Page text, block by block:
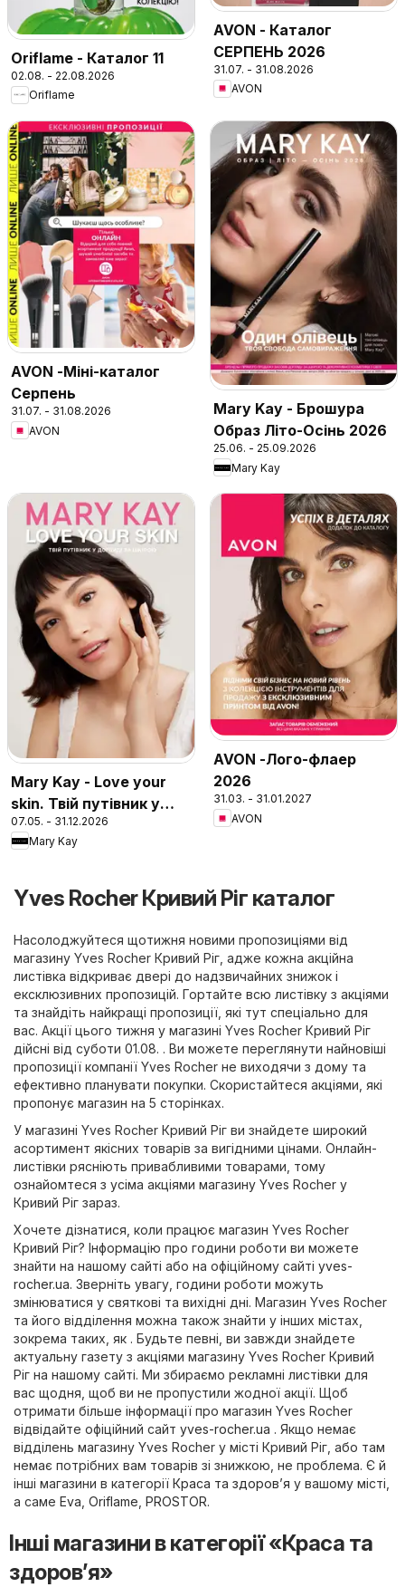
Oriflame - Каталог 11
02.08. - 22.08.2026
Oriflame
AVON - Каталог
СЕРПЕНЬ 2026
31.07. - 31.08.2026
AVON
AVON -Міні-каталог
Серпень
31.07. - 31.08.2026
AVON
Mary Kay - Брошура
Образ Літо-Осінь 2026
25.06. - 25.09.2026
Mary Kay
Mary Kay - Love your
skin. Твій путівник у
догляді за шкірою
07.05. - 31.12.2026
Mary Kay
AVON -Лого-флаер
2026
31.03. - 31.01.2027
AVON
Yves Rocher Кривий Ріг каталог
Насолоджуйтеся щотижня новими пропозиціями від
магазину Yves Rocher Кривий Ріг, адже кожна акційна
листівка відкриває двері до надзвичайних знижок і
ексклюзивних пропозицій. Гортайте всю листівку з акціями
та знайдіть найкращі пропозиції, які тут спеціально для
вас. Акції цього тижня у магазині Yves Rocher Кривий Ріг
дійсні від суботи 01.08. . Ви можете переглянути найновіші
пропозиції компанії Yves Rocher не виходячи з дому та
ефективно планувати покупки. Скористайтеся акціями, які
пропонує магазин на 5 сторінках.
У магазині Yves Rocher Кривий Ріг ви знайдете широкий
асортимент якісних товарів за вигідними цінами. Онлайн-
листівки рясніють привабливими товарами, тому
ознайомтеся з усіма акціями магазину Yves Rocher у
Кривий Ріг зараз.
Хочете дізнатися, коли працює магазин Yves Rocher
Кривий Ріг? Інформацію про години роботи ви можете
знайти на нашому сайті або на офіційному сайті yves-
rocher.ua. Зверніть увагу, години роботи можуть
змінюватися у святкові та вихідні дні. Магазин Yves Rocher
та його відділення можна також знайти у інших містах,
зокрема таких, як . Будьте певні, ви завжди знайдете
актуальну газету з акціями магазину Yves Rocher Кривий
Ріг на нашому сайті. Ми збираємо рекламні листівки для
вас щодня, щоб ви не пропустили жодної акції. Щоб
отримати більше інформації про магазин Yves Rocher
відвідайте офіційний сайт yves-rocher.ua . Якщо немає
відділень магазину Yves Rocher у місті Кривий Ріг, або там
немає потрібних вам товарів зі знижкою, не проблема. Є й
інші магазини в категорії Краса та здоров’я у вашому місті,
а саме Eva Oriflame PROSTOR.
Інші магазини в категорії «Краса та
здоров’я»